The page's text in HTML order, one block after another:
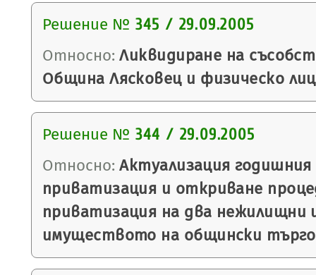
Решение № 345 / 29.09.2005
Относно: Ликвидиране на
Община Лясковец и физическо
Решение № 344 / 29.09.2005
Относно: Актуализация годишния
приватизация и откриване
приватизация на два нежилищни
имуществото на общински